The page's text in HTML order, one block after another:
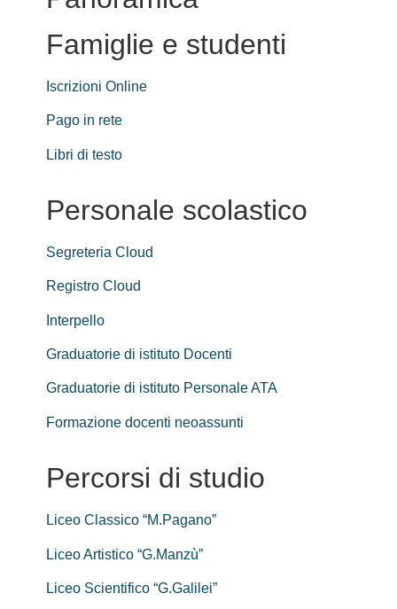
Famiglie e studenti
Iscrizioni Online
Pago in rete
Libri di testo
Personale scolastico
Segreteria Cloud
Registro Cloud
Interpello
Graduatorie di istituto Docenti
Graduatorie di istituto Personale ATA
Formazione docenti neoassunti
Percorsi di studio
Liceo Classico “M.Pagano”
Liceo Artistico “G.Manzù”
Liceo Scientifico “G.Galilei”